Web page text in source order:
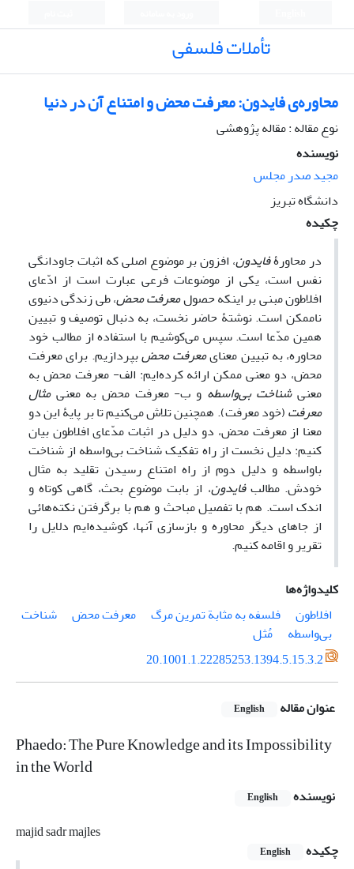
تأملات فلسفی
محاوره‌ی فایدون: معرفت محض و امتناع آن در دنیا
نوع مقاله : مقاله پژوهشی
نویسنده
مجید صدر مجلس
دانشگاه تبریز
چکیده
در محاورۀفایدون، افزون بر موضوع اصلی که اثبات جاودانگی
نفس است، یکی از موضوعات فرعی عبارت است از ادّعای
افلاطون مبنی بر اینکه حصولمعرفت محض، طی زندگی دنیوی
ناممکن است. نوشتۀ حاضر نخست، به دنبال توصیف و تبیین
همین مدّعا است. سپس می‌کوشیم با استفاده از مطالب خود
محاوره، به تبیین معنایمعرفت محضبپردازیم. برای معرفت
محض، دو معنی ممکن ارائه کرده‌ایم: الف- معرفت محض به
معنیشناخت بی‌واسطه و ب- معرفت محض به معنیمثال
معرفت(خود معرفت). همچنین تلاش می‌کنیم تا بر پایۀ این دو
معنا از معرفت محض، دو دلیل در اثبات مدّعای افلاطون بیان
کنیم: دلیل نخست از راه تفکیک شناخت بی‌واسطه از شناخت
باواسطه و دلیل دوم از راه امتناع رسیدن تقلید به مثال
خودش. مطالبفایدون، از بابت موضوع بحث، گاهی کوتاه و
اندک است. هم با تفصیل مباحث و هم با برگرفتن نکته‌هائی
از جاهای دیگر محاوره و بازسازی آنها، کوشیده‌ایم دلایل را
تقریر و اقامه کنیم.
کلیدواژه‌ها
افلاطون
فلسفه به مثابة تمرین مرگ معرفت محض
شناخت
بی‌واسطه
مُثل
20.1001.1.22285253.1394.5.15.3.2
عنوان مقاله English
Phaedo: The Pure Knowledge and its Impossibility
in the World
نویسنده English
majid sadr majles
چکیده
English